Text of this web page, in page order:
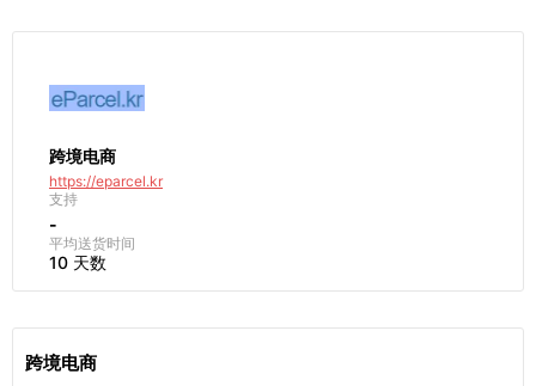
跨境电商
https://eparcel.kr
支持
-
平均送货时间
10 天数
跨境电商